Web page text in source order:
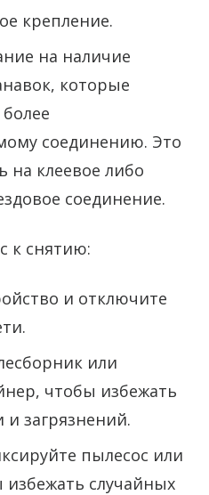
крепление.
на наличие
которые
соединению. Это
на клеевое либо
соединение.
к снятию:
и отключите
или
чтобы избежать
загрязнений.
пылесос или
избежать случайных